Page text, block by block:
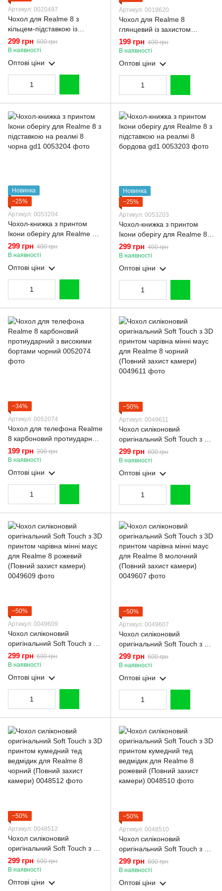
Артикул: 0020497
Чохол для Realme 8 з
кільцем-підставкою із
золотою окантовкою на
реалмі 8 чорний gs1
299 грн 600 грн
В наявності
Оптові ціни
Артикул: 0019620
Чохол для Realme 8
глянцевий із захистом
камери із золотою
окантовкою на реалмі 8
чорний gs1
199 грн 400 грн
В наявності
Оптові ціни
Новинка
−25%
Артикул: 0053204
Чохол-книжка з принтом
Ікони оберігу для Realme 8 з
підставкою на реалмі 8
чорна gd1
299 грн 400 грн
В наявності
Оптові ціни
Новинка
−25%
Артикул: 0053203
Чохол-книжка з принтом
Ікони оберігу для Realme 8 з
підставкою на реалмі 8
бордова gd1
299 грн 400 грн
В наявності
Оптові ціни
−34%
Артикул: 0052074
Чохол для телефона Realme
8 карбоновий протиударний
з високими бортами чорний
199 грн 300 грн
В наявності
Оптові ціни
−50%
Артикул: 0049611
Чохол силіконовий
оригінальний Soft Touch з 3D
принтом чарівна мінні маус
для Realme 8 чорний
(Повний захист камери)
299 грн 600 грн
В наявності
Оптові ціни
−50%
Артикул: 0049609
Чохол силіконовий
оригінальний Soft Touch з 3D
принтом чарівна мінні маус
для Realme 8 рожевий
(Повний захист камери)
299 грн 600 грн
В наявності
Оптові ціни
−50%
Артикул: 0049607
Чохол силіконовий
оригінальний Soft Touch з 3D
принтом чарівна мінні маус
для Realme 8 молочний
(Повний захист камери)
299 грн 600 грн
В наявності
Оптові ціни
−50%
Артикул: 0048512
Чохол силіконовий
оригінальний Soft Touch з 3D
принтом кумедний тед
ведмідик для Realme 8
чорний (Повний захист
299 грн 600 грн
В наявності
Оптові ціни
−50%
Артикул: 0048510
Чохол силіконовий
оригінальний Soft Touch з 3D
принтом кумедний тед
ведмідик для Realme 8
рожевий (Повний захист
299 грн 600 грн
В наявності
Оптові ціни